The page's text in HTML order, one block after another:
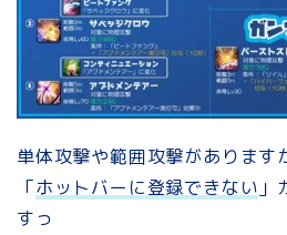
単体攻撃や範囲攻撃があります
「ホットバーに登録できない 」
すっ